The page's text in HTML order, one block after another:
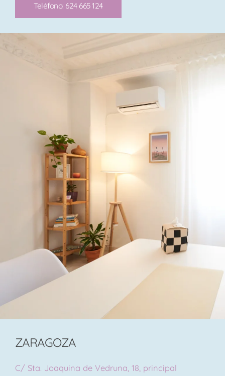
Teléfono: 624 665 124
ZARAGOZA
C/ Sta. Joaquina de Vedruna, 18, principal